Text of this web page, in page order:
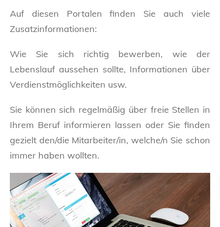
Auf diesen Portalen finden Sie auch viele
Zusatzinformationen:
Wie Sie sich richtig bewerben, wie der
Lebenslauf aussehen sollte, Informationen über
Verdienstmöglichkeiten usw.
Sie können sich regelmäßig über freie Stellen in
Ihrem Beruf informieren lassen oder Sie finden
gezielt den/die Mitarbeiter/in, welche/n Sie schon
immer haben wollten.